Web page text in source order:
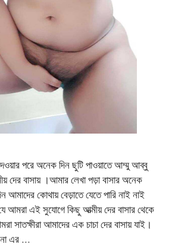
পরে অনেক দিন ছুটি পাওয়াতে আম্মু আব্বু
দের বাসায় ।আমার লেখা পড়া বাসার অনেক
আমাদের কোথায় বেড়াতে যেতে পারি নাই নাই
আমরা এই সুযোগে কিছু আত্মীয় দের বাসার থেকে
আমাদের এক চাচা দের বাসায় যাই।
এর …